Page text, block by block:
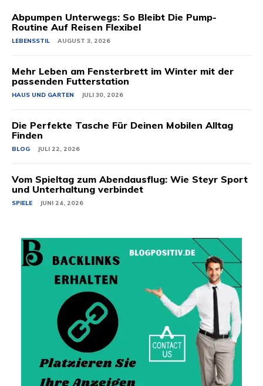
Abpumpen Unterwegs: So Bleibt Die Pump-
Routine Auf Reisen Flexibel
LEBENSSTIL AUGUST 3, 2026
Mehr Leben am Fensterbrett im Winter mit der
passenden Futterstation
HAUS UND GARTEN JULI 30, 2026
Die Perfekte Tasche Für Deinen Mobilen Alltag
Finden
BLOG JULI 22, 2026
Vom Spieltag zum Abendausflug: Wie Steyr Sport
und Unterhaltung verbindet
SPIELE JUNI 24, 2026